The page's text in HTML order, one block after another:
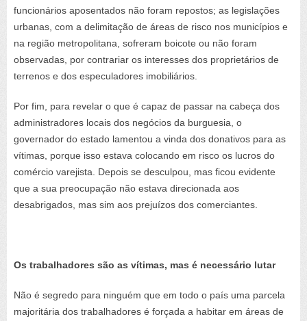
funcionários aposentados não foram repostos; as legislações
urbanas, com a delimitação de áreas de risco nos municípios e
na região metropolitana, sofreram boicote ou não foram
observadas, por contrariar os interesses dos proprietários de
terrenos e dos especuladores imobiliários.
Por fim, para revelar o que é capaz de passar na cabeça dos
administradores locais dos negócios da burguesia, o
governador do estado lamentou a vinda dos donativos para as
vítimas, porque isso estava colocando em risco os lucros do
comércio varejista. Depois se desculpou, mas ficou evidente
que a sua preocupação não estava direcionada aos
desabrigados, mas sim aos prejuízos dos comerciantes.
Os trabalhadores são as vítimas, mas é necessário lutar
Não é segredo para ninguém que em todo o país uma parcela
majoritária dos trabalhadores é forçada a habitar em áreas de